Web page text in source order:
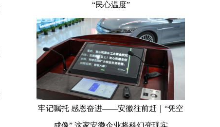
“民心温度”
牢记嘱托 感恩奋进——安徽往前赶｜“凭空
成像” 这家安徽企业将科幻变现实